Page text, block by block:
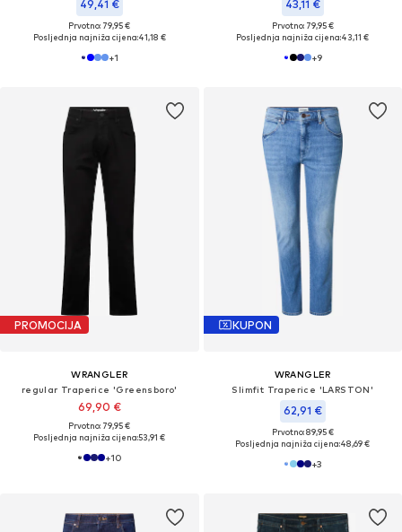
49,41 €
Prvotno: 79,95 €
Posljednja najniža cijena:41,18 €
+1
43,11 €
Prvotno: 79,95 €
Posljednja najniža cijena:43,11 €
+9
PROMOCIJA
WRANGLER
regular Traperice 'Greensboro'
69,90 €
Prvotno: 79,95 €
Posljednja najniža cijena:53,91 €
+10
KUPON
WRANGLER
Slimfit Traperice 'LARSTON'
62,91 €
Prvotno: 89,95 €
Posljednja najniža cijena:48,69 €
+3